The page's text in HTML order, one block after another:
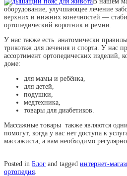
оборудование, улучшающее лечение
верхних и нижних конечностей —
ортопедический воротник и ремни.
У нас также есть анатомически
трикотаж для лечения и спорта. У нас
ассортимент ортопедических изделий,
доме:
для мамы и ребёнка,
для детей,
подушки,
медтехника,
товары для диабетиков.
Массажные товары также являются
помогут, когда у вас нет доступа к
массажиста, а вам необходимо
Posted in Блог and tagged интернет-
ортопедия